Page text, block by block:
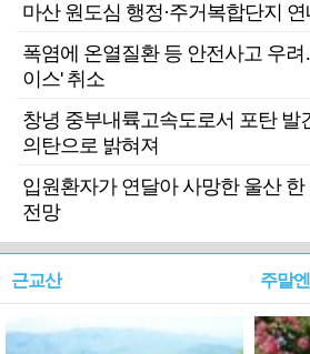
마산 원도심 행정·주거복합단지
폭염에 온열질환 등 안전사고 우
이스' 취소
창녕 중부내륙고속도로서 포탄
의탄으로 밝혀져
입원환자가 연달아 사망한 울산
전망
근교산 주말